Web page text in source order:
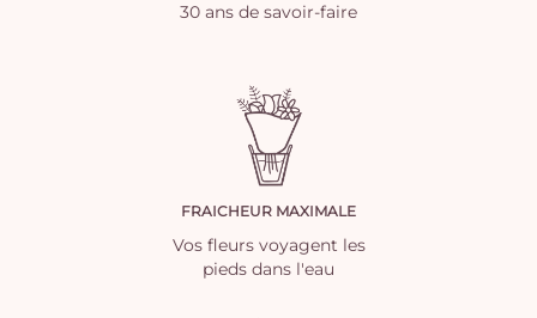
30 ans de savoir-faire
FRAICHEUR MAXIMALE
Vos fleurs voyagent les
pieds dans l'eau